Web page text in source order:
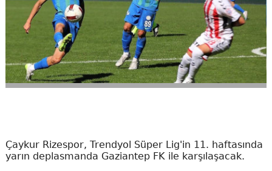
Çaykur Rizespor, Trendyol Süper Lig'in 11. haftasında
yarın deplasmanda Gaziantep FK ile karşılaşacak.